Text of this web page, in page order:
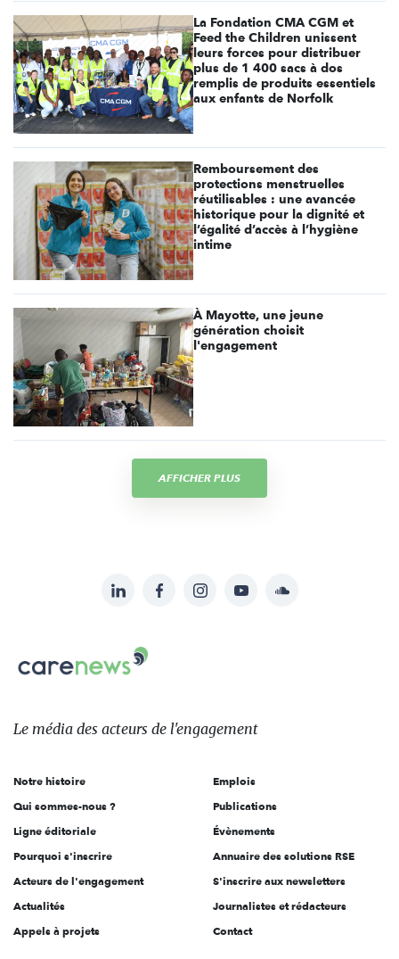
La Fondation CMA CGM et
Feed the Children unissent
leurs forces pour distribuer
plus de 1 400 sacs à dos
remplis de produits essentiels
aux enfants de Norfolk
Remboursement des
protections menstruelles
réutilisables : une avancée
historique pour la dignité et
l’égalité d’accès à l’hygiène
intime
À Mayotte, une jeune
génération choisit
l'engagement
AFFICHER PLUS
sur:
LinkedInFacebookInstagramYouTubeSoundcloud
Le
des
l'engagement
Le média des acteurs de l'engagement
Notre histoire
Qui sommes-nous ?
Ligne éditoriale
Pourquoi s'inscrire
Acteurs de l'engagement
Actualités
Appels à projets
Emplois
Publications
Évènements
Annuaire des solutions RSE
S'inscrire aux newsletters
Journalistes et rédacteurs
Contact